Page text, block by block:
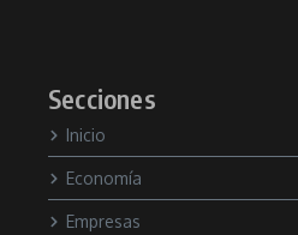
Secciones
Inicio
Economía
Empresas